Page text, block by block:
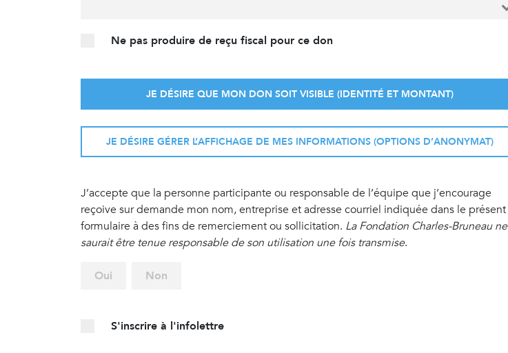
Ne pas produire de reçu fiscal pour ce don
JE DÉSIRE QUE MON DON SOIT VISIBLE (IDENTITÉ ET MONTANT)
JE DÉSIRE GÉRER L’AFFICHAGE DE MES INFORMATIONS (OPTIONS D’ANONYMAT)
J’accepte que la personne participante ou responsable de l’équipe que j’encourage
reçoive sur demande mon nom, entreprise et adresse courriel indiquée dans le présent
formulaire à des fins de remerciement ou sollicitation. La Fondation Charles-Bruneau ne
saurait être tenue responsable de son utilisation une fois transmise.
Oui Non
S'inscrire à l'infolettre